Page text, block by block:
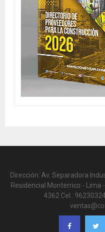
Dirección: Av. Separadora
Residencial Monterrico - Lima
4362 Cel.: